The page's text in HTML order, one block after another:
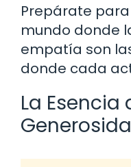
Prepárate
mundo donde
empatía son
donde cada
La Esencia